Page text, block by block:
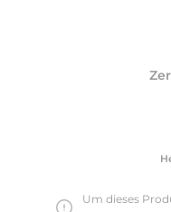
Um dieses